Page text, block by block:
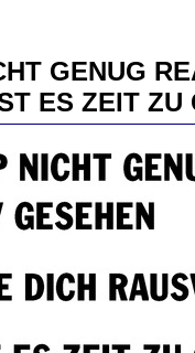
GENUG
ES ZEIT ZU